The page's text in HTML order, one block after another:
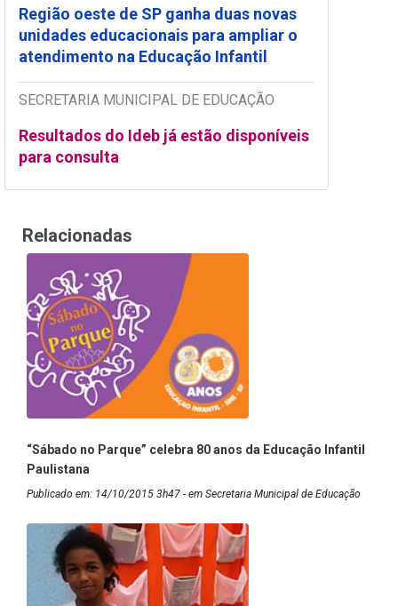
Região oeste de SP ganha duas novas
unidades educacionais para ampliar o
atendimento na Educação Infantil
SECRETARIA MUNICIPAL DE EDUCAÇÃO
Resultados do Ideb já estão disponíveis
para consulta
Relacionadas
“Sábado no Parque” celebra 80 anos da Educação Infantil
Paulistana
Publicado em: 14/10/2015 3h47 - em Secretaria Municipal de Educação